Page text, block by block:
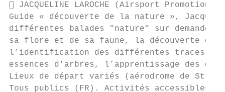
 JACQUELINE LAROCHE (Airsport Promotion
Guide « découverte de la nature »,
différentes balades "nature" sur
sa flore et de sa faune, la découverte des
l’identification des différentes traces et
essences d'arbres, l’apprentissage des
Lieux de départ variés (aérodrome de St-
Tous publics (FR). Activités accessibles